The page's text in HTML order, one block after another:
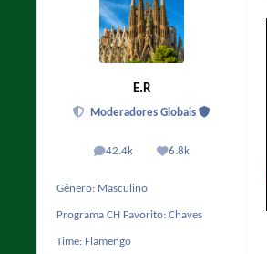
E.R
Moderadores Globais
42.4k
posts 6.8k
Reputação
Gênero: Masculino
Programa CH Favorito: Chaves
Time: Flamengo